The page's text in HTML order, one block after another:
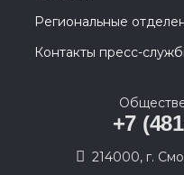
Региональные
Контакты пресс-
+7
214000, г.